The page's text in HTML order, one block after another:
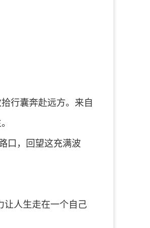
行囊奔赴远方。来自
口，回望这充满波
让人生走在一个自己